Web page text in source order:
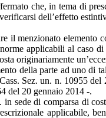
che, in tema di
dell’effetto
il menzionato
applicabili al caso
originariamente
della parte ad uno di
Sez. un. n. 10955
del 20 gennaio 2014 -.
sede di comparsa di
applicabile,